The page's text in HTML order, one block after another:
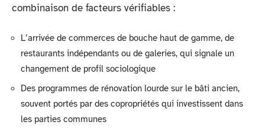
combinaison de facteurs vérifiables :
L’arrivée de commerces de bouche haut de gamme, de
restaurants indépendants ou de galeries, qui signale un
changement de profil sociologique
Des programmes de rénovation lourde sur le bâti ancien,
souvent portés par des copropriétés qui investissent dans
les parties communes